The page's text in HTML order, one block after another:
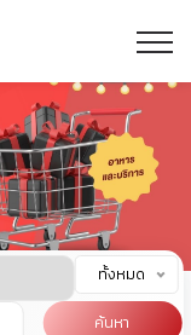
ทั้งหมด
ค้นหา